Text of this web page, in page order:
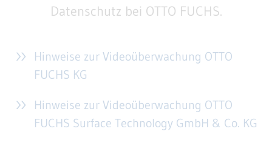
Datenschutz bei OTTO FUCHS.
Hinweise zur Videoüberwachung OTTO
FUCHS KG
Hinweise zur Videoüberwachung OTTO
FUCHS Surface Technology GmbH & Co. KG